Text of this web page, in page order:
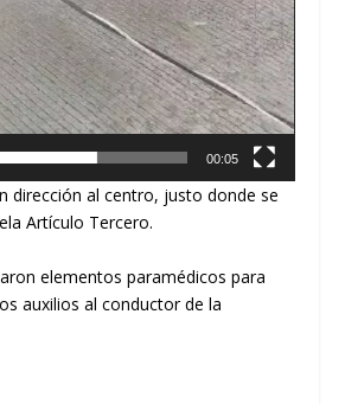
00:05
dirección al centro, justo donde se
Artículo Tercero.
elementos paramédicos para
auxilios al conductor de la